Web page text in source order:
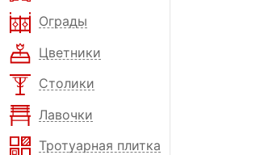
Ограды
Цветники
Столики
Лавочки
Тротуарная плитка